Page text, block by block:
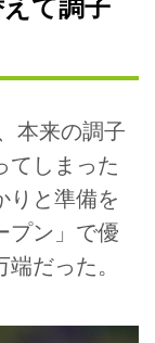
て調子
本来の調子
てしまった
りと準備を
プン」で優
だった。